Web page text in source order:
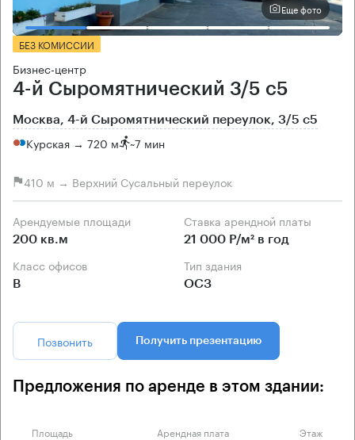
Еще фото
БЕЗ КОМИССИИ
Бизнес-центр
4-й Сыромятнический 3/5 с5
Москва, 4-й Сыромятнический переулок, 3/5 с5
Курская → 720 м ~7 мин
410 м → Верхний Сусальный переулок
Арендуемые площади
200 кв.м
Ставка арендной платы
21 000 Р/м² в год
Класс офисов
B
Тип здания
ОСЗ
Позвонить Получить презентацию
Предложения по аренде в этом здании:
Площадь Арендная плата Этаж